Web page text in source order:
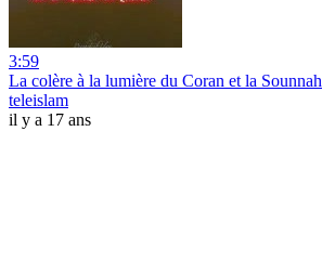
3:59
La colère à la lumière du Coran et la Sounnah
teleislam
il y a 17 ans